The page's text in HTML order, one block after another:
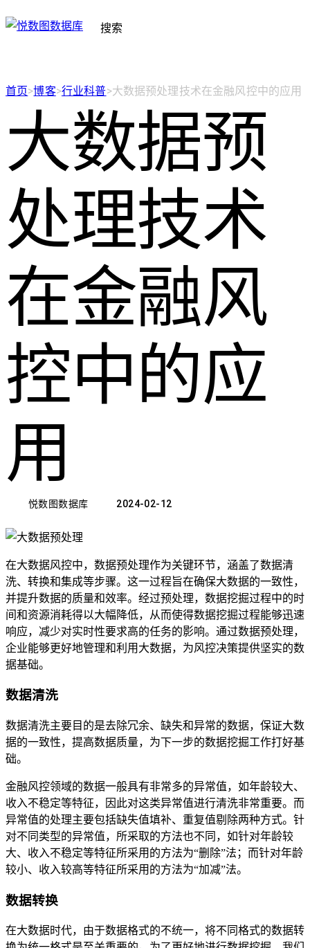
搜索
首页>博客>行业科普>大数据预处理技术在金融风控中的应用
大数据预
处理技术
在金融风
控中的应
用
悦数图数据库 2024-02-12
在大数据风控中，数据预处理作为关键环节，涵盖了数据清
洗、转换和集成等步骤。这一过程旨在确保大数据的一致性，
并提升数据的质量和效率。经过预处理，数据挖掘过程中的时
间和资源消耗得以大幅降低，从而使得数据挖掘过程能够迅速
响应，减少对实时性要求高的任务的影响。通过数据预处理，
企业能够更好地管理和利用大数据，为风控决策提供坚实的数
据基础。
数据清洗
数据清洗主要目的是去除冗余、缺失和异常的数据，保证大数
据的一致性，提高数据质量，为下一步的数据挖掘工作打好基
础。
金融风控领域的数据一般具有非常多的异常值，如年龄较大、
收入不稳定等特征，因此对这类异常值进行清洗非常重要。而
异常值的处理主要包括缺失值填补、重复值剔除两种方式。针
对不同类型的异常值，所采取的方法也不同，如针对年龄较
大、收入不稳定等特征所采用的方法为“删除”法；而针对年龄
较小、收入较高等特征所采用的方法为“加减”法。
数据转换
在大数据时代，由于数据格式的不统一，将不同格式的数据转